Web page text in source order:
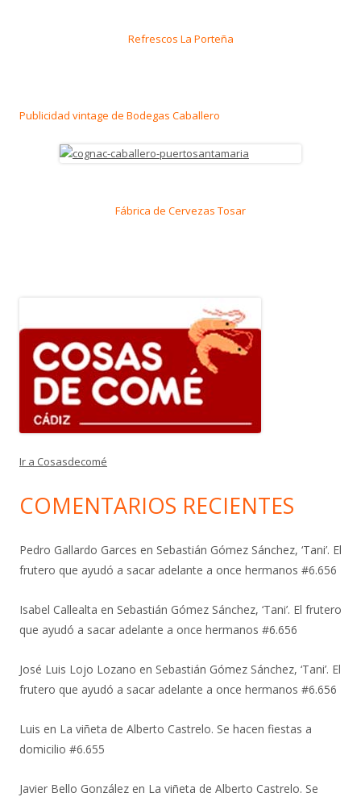
Refrescos La Porteña
Publicidad vintage de Bodegas Caballero
Fábrica de Cervezas Tosar
Ir a Cosasdecomé
COMENTARIOS RECIENTES
Pedro Gallardo Garces en Sebastián Gómez Sánchez, ‘Tani’. El
frutero que ayudó a sacar adelante a once hermanos #6.656
Isabel Callealta en Sebastián Gómez Sánchez, ‘Tani’. El frutero
que ayudó a sacar adelante a once hermanos #6.656
José Luis Lojo Lozano en Sebastián Gómez Sánchez, ‘Tani’. El
frutero que ayudó a sacar adelante a once hermanos #6.656
Luis en La viñeta de Alberto Castrelo. Se hacen fiestas a
domicilio #6.655
Javier Bello González en La viñeta de Alberto Castrelo. Se